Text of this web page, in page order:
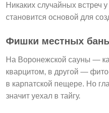
Никаких случайных встреч
становится основой для
Фишки местных бань
На Воронежской сауны —
кварцитом, в другой —
в карпатской пещере. Но
значит уехал в тайгу.